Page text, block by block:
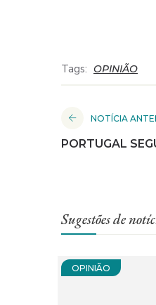
Tags: OPINIÃO
NOTÍCIA
PORTUGAL
Sugestões de
OPINIÃO